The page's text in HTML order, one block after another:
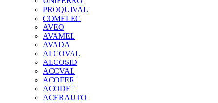
PROQUIVAL
COMELEC
AVEO
AVAMEL
AVADA
ALCOVAL
ALCOSID
ACCVAL
ACOFER
ACODET
ACERAUTO